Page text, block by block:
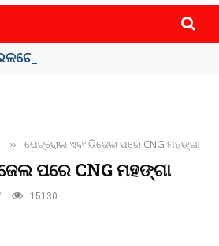
‘ରାଟ୍ ଫିଭର୍’ ଆତଙ୍କ, ୫୮ ମୃତ
›› ପେଟ୍ରୋଲ ଏବଂ ଡିଜେଲ ପରେ CNG ମହଙ୍ଗା
ପରେ CNG ମହଙ୍ଗା
15130